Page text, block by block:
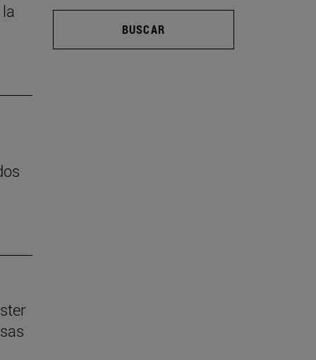
BUSCAR